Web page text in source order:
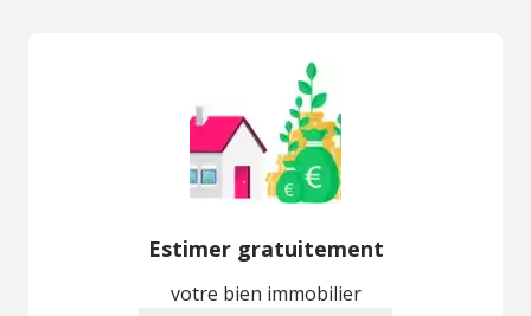
Estimer gratuitement
votre bien immobilier